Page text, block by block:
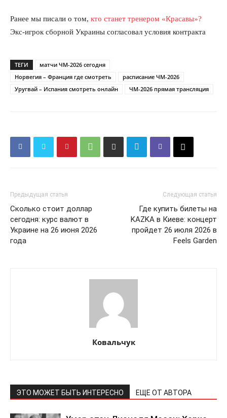
КавПолит
Ранее мы писали о том, кто станет тренером «Красавы»?
Экс-игрок сборной Украины согласовал условия контракта
ТЕГИ
матчи ЧМ-2026 сегодня
Норвегия – Франция где смотреть
расписание ЧМ-2026
Уругвай – Испания смотреть онлайн
ЧМ-2026 прямая трансляция
Предыдущая статья
Сколько стоит доллар
сегодня: курс валют в
Украине на 26 июня 2026
года
Следующая статья
Где купить билеты на
KAZKA в Киеве: концерт
пройдет 26 июля 2026 в
Feels Garden
Ковальчук
ЭТО МОЖЕТ БЫТЬ ИНТЕРЕСНО ЕЩЕ ОТ АВТОРА